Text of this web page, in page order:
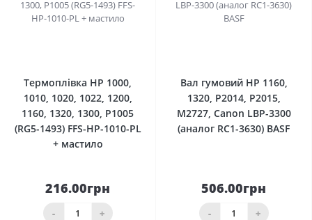
Термоплівка HP 1000,
1010, 1020, 1022, 1200,
1160, 1320, 1300, P1005
(RG5-1493) FFS-HP-1010-PL
+ мастило
216.00грн
- +
Вал гумовий HP 1160,
1320, P2014, P2015,
M2727, Canon LBP-3300
(аналог RC1-3630) BASF
506.00грн
- +